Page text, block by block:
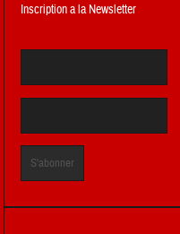
Inscription a la Newsletter